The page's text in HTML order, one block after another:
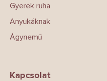
Gyerek ruha
Anyukáknak
Ágynemű
Kapcsolat